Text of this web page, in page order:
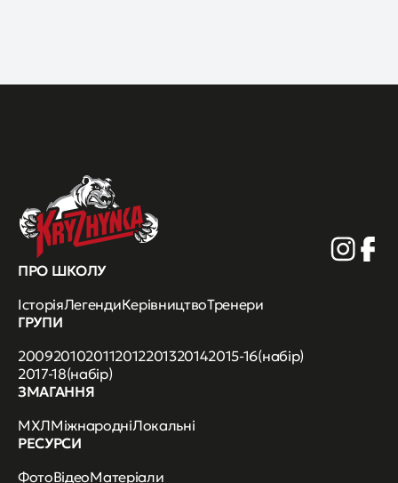
ПРО ШКОЛУ
ІсторіяЛегендиКерівництвоТренери
ГРУПИ
2009201020112012201320142015-16(набір)
2017-18(набір)
ЗМАГАННЯ
МХЛМіжнародніЛокальні
РЕСУРСИ
ФотоВідеоМатеріали